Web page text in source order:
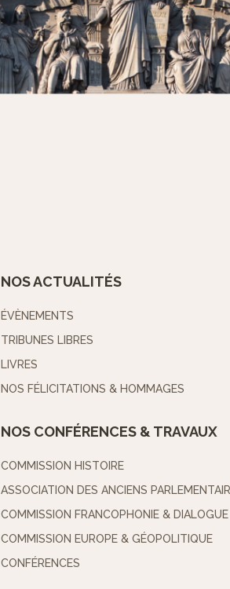
NOS ACTUALITÉS
ÉVÈNEMENTS
TRIBUNES LIBRES
LIVRES
NOS FÉLICITATIONS & HOMMAGES
NOS CONFÉRENCES & TRAVAUX
COMMISSION HISTOIRE
ASSOCIATION DES ANCIENS
COMMISSION FRANCOPHONIE &
COMMISSION EUROPE & GÉOPOLITIQUE
CONFÉRENCES